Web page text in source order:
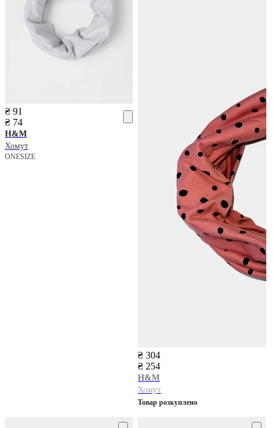
₴ 91
₴ 74
H&M
Хомут
ONESIZE
₴ 304
₴ 254
H&M
Хомут
Товар розкуплено